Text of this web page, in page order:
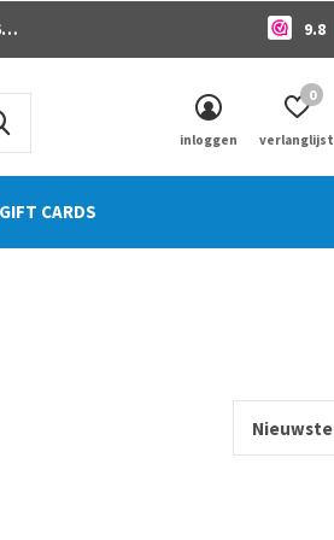
GIFT CARDS
inloggen verlanglijst
0
9.8